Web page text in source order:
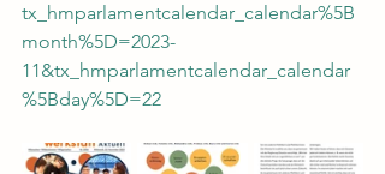
tx_hmparlamentcalendar_calendar%5B
month%5D=2023-
11&tx_hmparlamentcalendar_calendar
%5Bday%5D=22